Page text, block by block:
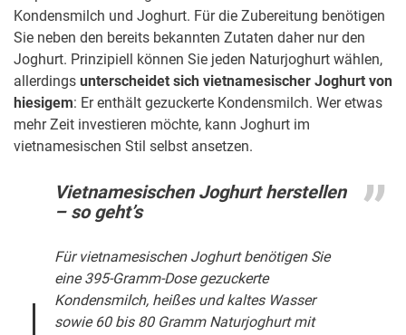
Kondensmilch und Joghurt. Für die Zubereitung benötigen
Sie neben den bereits bekannten Zutaten daher nur den
Joghurt. Prinzipiell können Sie jeden Naturjoghurt wählen,
allerdings unterscheidet sich vietnamesischer Joghurt von
hiesigem: Er enthält gezuckerte Kondensmilch. Wer etwas
mehr Zeit investieren möchte, kann Joghurt im
vietnamesischen Stil selbst ansetzen.
Vietnamesischen Joghurt herstellen
– so geht’s
Für vietnamesischen Joghurt benötigen Sie
eine 395-Gramm-Dose gezuckerte
Kondensmilch, heißes und kaltes Wasser
sowie 60 bis 80 Gramm Naturjoghurt mit